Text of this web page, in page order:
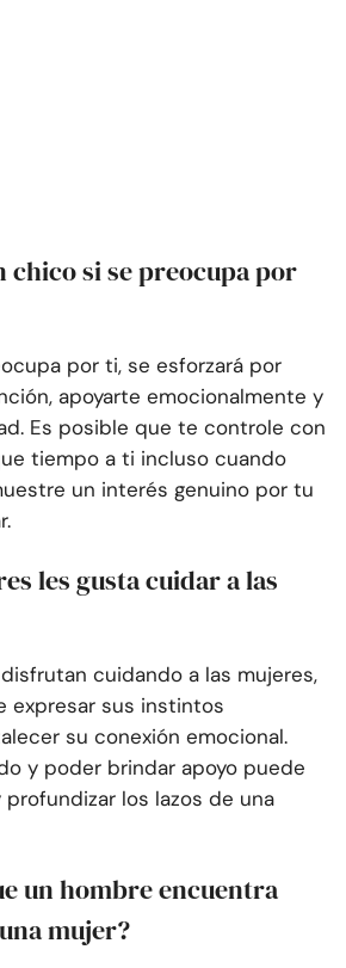
chico si se preocupa por
por ti, se esforzará por
apoyarte emocionalmente y
Es posible que te controle con
tiempo a ti incluso cuando
un interés genuino por tu
les gusta cuidar a las
cuidando a las mujeres,
expresar sus instintos
su conexión emocional.
y poder brindar apoyo puede
los lazos de una
un hombre encuentra
mujer?